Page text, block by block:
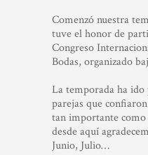
Comenzó nuestra
tuve el honor de
Congreso
Bodas, organizado
La temporada ha ido
parejas que
tan importante como
desde aquí
Junio, Julio…